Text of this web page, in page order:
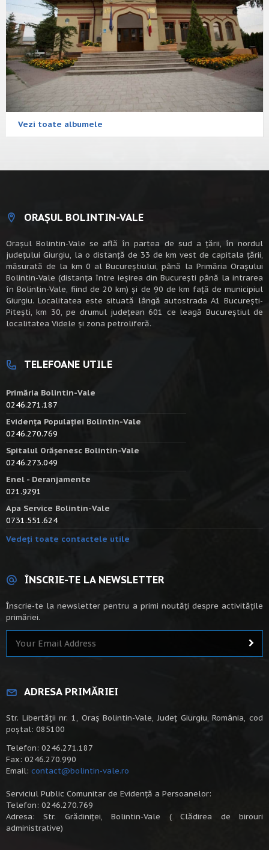
Vezi toate albumele
ORAȘUL BOLINTIN-VALE
Oraşul Bolintin-Vale se află în partea de sud a ţării, în nordul
judeţului Giurgiu, la o distanţă de 33 de km vest de capitala țării,
măsurată de la km 0 al Bucureștiului, până la Primăria Orașului
Bolintin-Vale (distanța între ieșirea din București până la intrarea
în Bolintin-Vale, fiind de 20 km) şi de 90 de km faţă de municipiul
Giurgiu. Localitatea este situată lângă autostrada A1 Bucureşti-
Piteşti, km 30, pe drumul judeţean 601 ce leagă Bucureştiul de
localitatea Videle şi zona petroliferă.
TELEFOANE UTILE
Primăria Bolintin-Vale
0246.271.187
Evidența Populației Bolintin-Vale
0246.270.769
Spitalul Orășenesc Bolintin-Vale
0246.273.049
Enel - Deranjamente
021.9291
Apa Service Bolintin-Vale
0731.551.624
Vedeți toate contactele utile
ÎNSCRIE-TE LA NEWSLETTER
Înscrie-te la newsletter pentru a primi noutăți despre activitățile
primăriei.
ADRESA PRIMĂRIEI
Str. Libertății nr. 1, Oraș Bolintin-Vale, Județ Giurgiu, România, cod
poștal: 085100
Telefon: 0246.271.187
Fax: 0246.270.990
Email: contact@bolintin-vale.ro
Serviciul Public Comunitar de Evidență a Persoanelor:
Telefon: 0246.270.769
Adresa: Str. Grădiniței, Bolintin-Vale ( Clădirea de birouri
administrative)